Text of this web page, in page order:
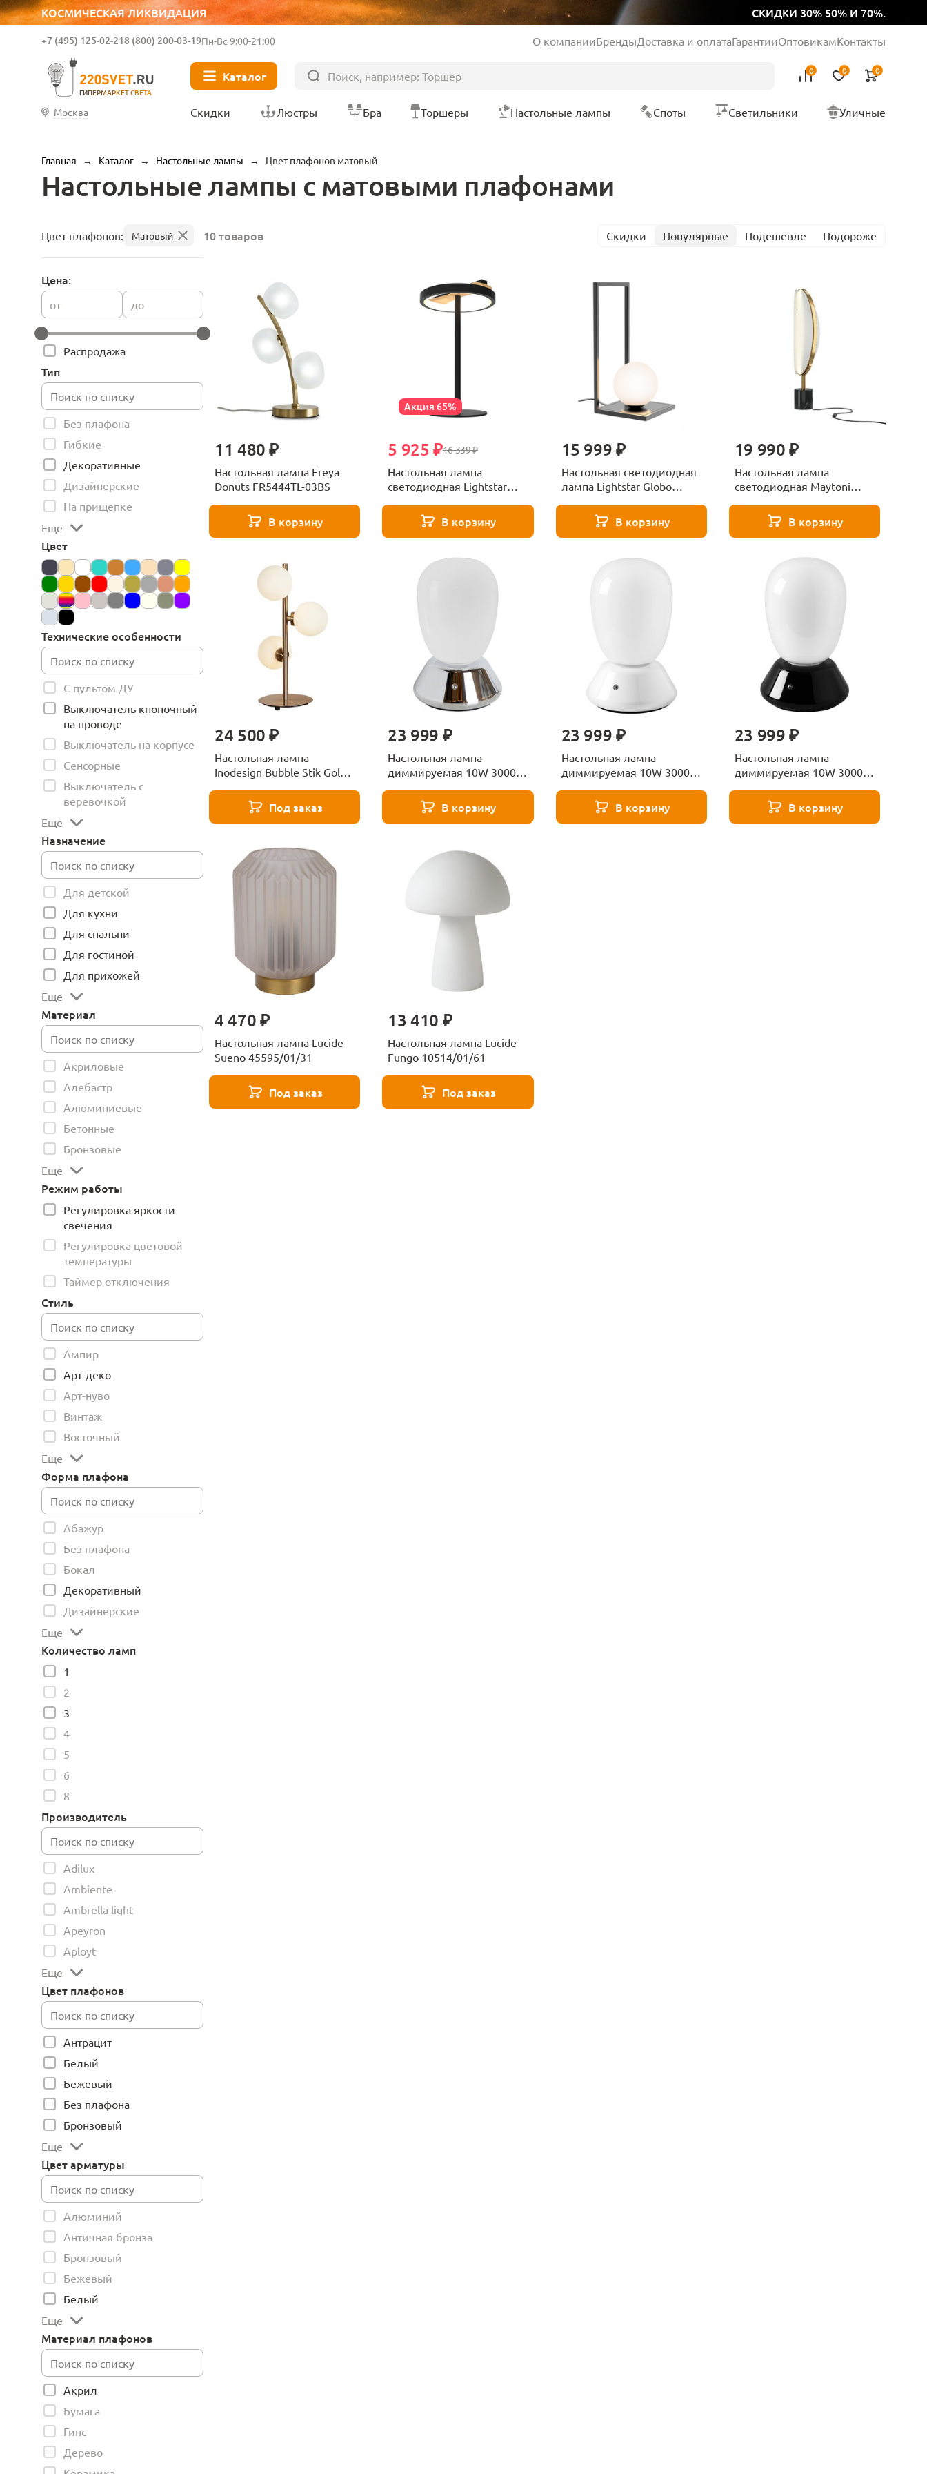
КОСМИЧЕСКАЯ ЛИКВИДАЦИЯ СКИДКИ 30% 50% И 70%.
ГИПЕРМАРКЕТ СВЕТА
+7 (495) 125-02-218 (800) 200-03-19Пн-Вс 9:00-21:00 О компанииБрендыДоставка и оплатаГарантииОптовикамКонтакты
Каталог 0 0 0
Москва Скидки Люстры Бра Торшеры Настольные лампы Споты Светильники Уличные
Главная → Каталог → Настольные лампы → Цвет плафонов матовый
Настольные лампы с матовыми плафонами
Цвет плафонов: Матовый
Цена:
от до
Распродажа
Тип
Без плафона
Гибкие
Декоративные
Дизайнерские
На прищепке
Еще
Цвет
Технические особенности
С пультом ДУ
Выключатель кнопочный
на проводе
Выключатель на корпусе
Сенсорные
Выключатель с
веревочкой
Еще
Назначение
Для детской
Для кухни
Для спальни
Для гостиной
Для прихожей
Еще
Материал
Акриловые
Алебастр
Алюминиевые
Бетонные
Бронзовые
Еще
Режим работы
Регулировка яркости
свечения
Регулировка цветовой
температуры
Таймер отключения
Стиль
Ампир
Арт-деко
Арт-нуво
Винтаж
Восточный
Еще
Форма плафона
Абажур
Без плафона
Бокал
Декоративный
Дизайнерские
Еще
Количество ламп
1
2
3
4
5
6
8
Производитель
Adilux
Ambiente
Ambrella light
Apeyron
Aployt
Еще
Цвет плафонов
Антрацит
Белый
Бежевый
Без плафона
Бронзовый
Еще
Цвет арматуры
Алюминий
Античная бронза
Бронзовый
Бежевый
Белый
Еще
Материал плафонов
Акрил
Бумага
Гипс
Дерево
10 товаров Скидки Популярные Подешевле Подороже
11 480 ₽
Настольная лампа Freya
Donuts FR5444TL-03BS
В корзину
Акция 65%
16 339 ₽
5 925 ₽
Настольная лампа
светодиодная Lightstar
В корзину
15 999 ₽
Настольная светодиодная
лампа Lightstar Globo
В корзину
19 990 ₽
Настольная лампа
светодиодная Maytoni
L15BS3K
В корзину
24 500 ₽
Настольная лампа
Inodesign Bubble Stik Gold
Под заказ
23 999 ₽
Настольная лампа
диммируемая 10W 3000K
В корзину
23 999 ₽
Настольная лампа
диммируемая 10W 3000K
В корзину
23 999 ₽
Настольная лампа
диммируемая 10W 3000K
В корзину
4 470 ₽
Настольная лампа Lucide
Sueno 45595/01/31
Под заказ
13 410 ₽
Настольная лампа Lucide
Fungo 10514/01/61
Под заказ